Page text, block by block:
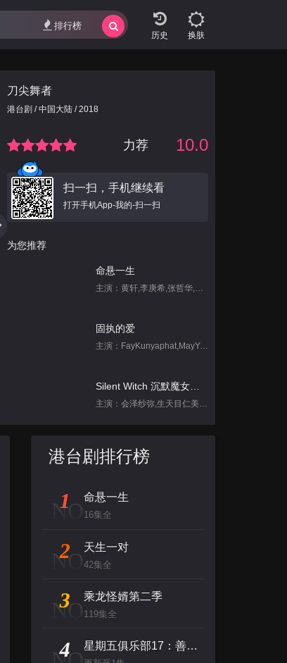
换肤
排行榜
刀尖舞者
港台剧 / 中国大陆 / 2018
力荐 10.0
扫一扫，手机继续看
打开手机App-我的-扫一扫
为您推荐
命悬一生
主演：黄轩,李庚希,张哲华,白宇帆,尹昉,姜珮瑶
固执的爱
主演：FayKunyaphat,MayYada
主演：会泽纱弥,生天目仁美,诹访部顺一,坂田将吾,中岛良
主演：孙协志,王仁甫,许孟哲
主演：不齐男团
背后
创：战纪
港台剧排行榜
NO
1 命悬一生
16集全
NO
2 天生一对
42集全
NO
3 乘龙怪婿第二季
119集全
4 星期五俱乐部17：善良赢得人心